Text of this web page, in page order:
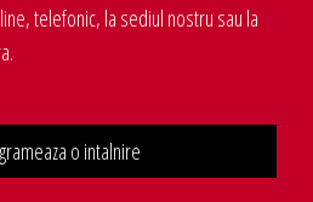
telefonic, la sediul nostru sau la
o intalnire